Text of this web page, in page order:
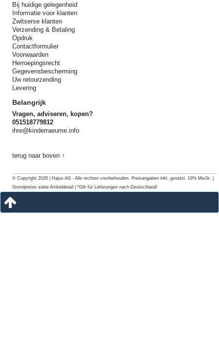
Bij huidige gelegenheid
Informatie voor klanten
Zwitserse klanten
Verzending & Betaling
Opdruk
Contactformulier
Voorwaarden
Herroepingsrecht
Gegevensbescherming
Uw retourzending
Levering
Belangrijk
Vragen, adviseren, kopen?
051518779812
ihre@kinderraeume.info
terug naar boven ↑
© Copyright 2026 | Hajus AG - Alle rechten voorbehouden. Preisangaben inkl. gesetzl. 19% MwSt. |
Grundpreise siehe Artikeldetail | *Gilt für Lieferungen nach Deutschland!